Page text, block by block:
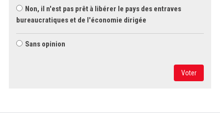
Non, il n'est pas prêt à libérer le pays des entraves
bureaucratiques et de l'économie dirigée
Sans opinion
Voter